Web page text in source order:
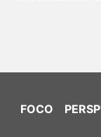
FOCO